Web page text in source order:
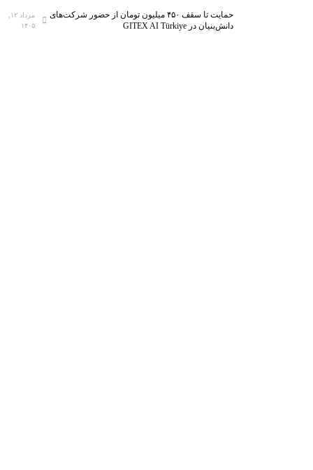
حمایت تا سقف ۴۵۰ میلیون تومان از حضور شرکت‌های
دانش‌بنیان در GITEX AI Türkiye
مرداد ۱۲,
۱۴۰۵